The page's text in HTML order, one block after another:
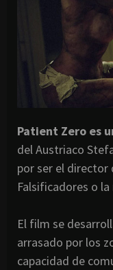
Patient Zero es
del Austriaco
por ser el director
Falsificadores o
El film se
arrasado por los
capacidad de